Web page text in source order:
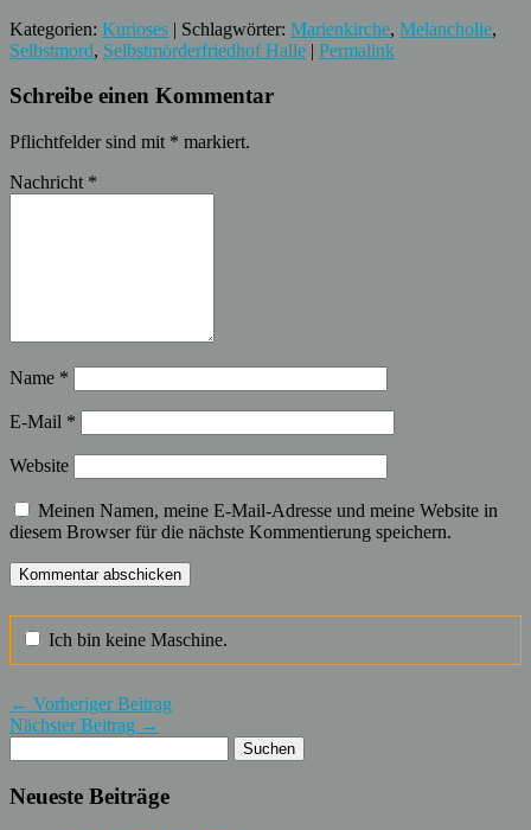
Kategorien: Kurioses | Schlagwörter: Marienkirche, Melancholie,
Selbstmord, Selbstmörderfriedhof Halle | Permalink
Schreibe einen Kommentar
Pflichtfelder sind mit * markiert.
Nachricht *
Name *
E-Mail *
Website
Meinen Namen, meine E-Mail-Adresse und meine Website in
diesem Browser für die nächste Kommentierung speichern.
Ich bin keine Maschine.
← Vorheriger Beitrag
Nächster Beitrag →
Neueste Beiträge